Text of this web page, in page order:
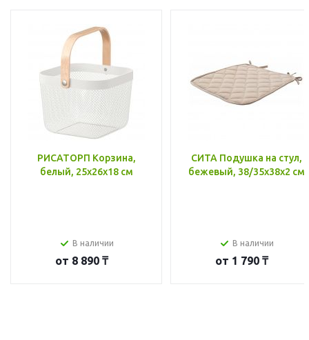
РИСАТОРП Корзина,
белый, 25x26x18 см
В наличии
от 8 890 ₸
СИТА Подушка на стул,
бежевый, 38/35x38x2 см
В наличии
от 1 790 ₸